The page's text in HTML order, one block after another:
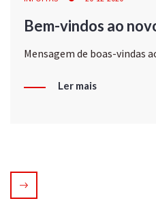
Bem-vindos ao
Mensagem de boas-vindas
Ler mais